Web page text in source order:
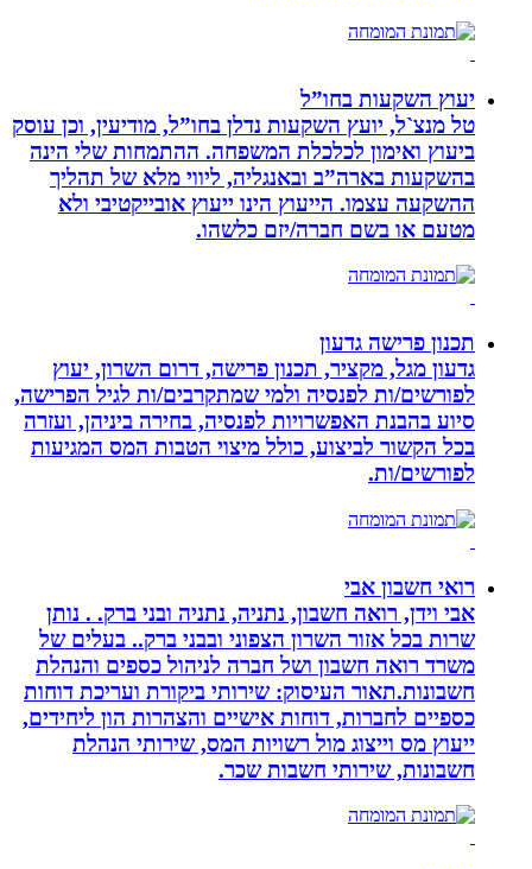
יעוץ השקעות בחו”ל
טל מנצ`ל, יועץ השקעות נדלן בחו”ל, מודיעין, וכן עוסק
ביעוץ ואימון לכלכלת המשפחה. ההתמחות שלי הינה
בהשקעות בארה”ב ובאנגליה, ליווי מלא של תהליך
ההשקעה עצמו. הייעוץ הינו ייעוץ אובייקטיבי ולא
מטעם או בשם חברה/יזם כלשהו.
תכנון פרישה גדעון
גדעון מגל, מקציר, תכנון פרישה, דרום השרון, יעוץ
לפורשים/ות לפנסיה ולמי שמתקרבים/ות לגיל הפרישה,
סיוע בהבנת האפשרויות לפנסיה, בחירה ביניהן, ועזרה
בכל הקשור לביצוע, כולל מיצוי הטבות המס המגיעות
לפורשים/ות.
רואי חשבון אבי
אבי וידן, רואה חשבון, נתניה, נתניה ובני ברק. . נותן
שרות בכל אזור השרון הצפוני ובבני ברק.. בעלים של
משרד רואה חשבון ושל חברה לניהול כספים והנהלת
חשבונות.תאור העיסוק: שירותי ביקורת ועריכת דוחות
כספיים לחברות, דוחות אישיים והצהרות הון ליחידים,
ייעוץ מס וייצוג מול רשויות המס, שירותי הנהלת
חשבונות, שירותי חשבות שכר.